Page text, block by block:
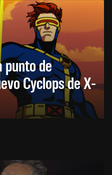
punto de
Cyclops de X-